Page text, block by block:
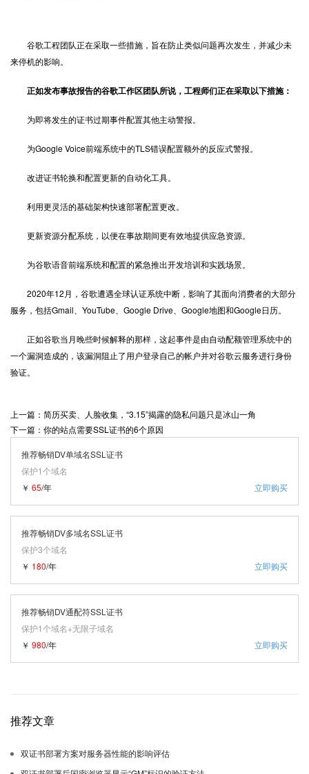
谷歌工程团队正在采取一些措施，旨在防止类似问题再次发生，并减少未
来停机的影响。
正如发布事故报告的谷歌工作区团队所说，工程师们正在采取以下措施：
为即将发生的证书过期事件配置其他主动警报。
为Google Voice前端系统中的TLS错误配置额外的反应式警报。
改进证书轮换和配置更新的自动化工具。
利用更灵活的基础架构快速部署配置更改。
更新资源分配系统，以便在事故期间更有效地提供应急资源。
为谷歌语音前端系统和配置的紧急推出开发培训和实践场景。
2020年12月，谷歌遭遇全球认证系统中断，影响了其面向消费者的大部分
服务，包括Gmail、YouTube、Google Drive、Google地图和Google日历。
正如谷歌当月晚些时候解释的那样，这起事件是由自动配额管理系统中的
一个漏洞造成的，该漏洞阻止了用户登录自己的帐户并对谷歌云服务进行身份
验证。
上一篇：简历买卖、人脸收集，“3.15”揭露的隐私问题只是冰山一角
下一篇：你的站点需要SSL证书的6个原因
推荐畅销DV单域名SSL证书
保护1个域名
立即购买
￥ 65/年
推荐畅销DV多域名SSL证书
保护3个域名
立即购买
￥ 180/年
推荐畅销DV通配符SSL证书
保护1个域名+无限子域名
立即购买
￥ 980/年
推荐文章
双证书部署方案对服务器性能的影响评估